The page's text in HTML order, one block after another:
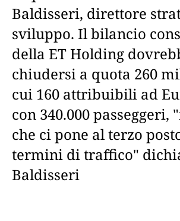
Baldisseri, direttore
sviluppo. Il bilancio
della ET Holding
chiudersi a quota 260
cui 160 attribuibili ad
con 340.000 passeggeri,
che ci pone al terzo
termini di traffico"
Baldisseri